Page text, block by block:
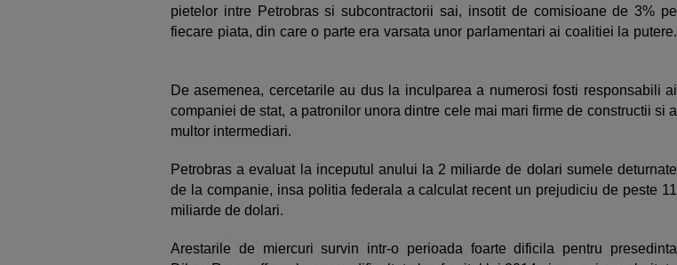
pietelor intre Petrobras si subcontractorii sai, insotit de comisioane de 3% pe
fiecare piata, din care o parte era varsata unor parlamentari ai coalitiei la putere.
De asemenea, cercetarile au dus la inculparea a numerosi fosti responsabili ai
companiei de stat, a patronilor unora dintre cele mai mari firme de constructii si a
multor intermediari.
Petrobras a evaluat la inceputul anului la 2 miliarde de dolari sumele deturnate
de la companie, insa politia federala a calculat recent un prejudiciu de peste 11
miliarde de dolari.
Arestarile de miercuri survin intr-o perioada foarte dificila pentru presedinta